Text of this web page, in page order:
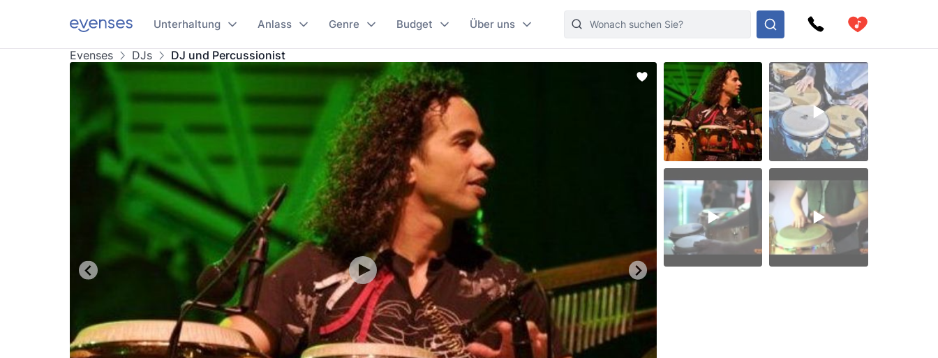
Unterhaltung Anlass Genre Budget Über uns
Evenses DJs DJ und Percussionist